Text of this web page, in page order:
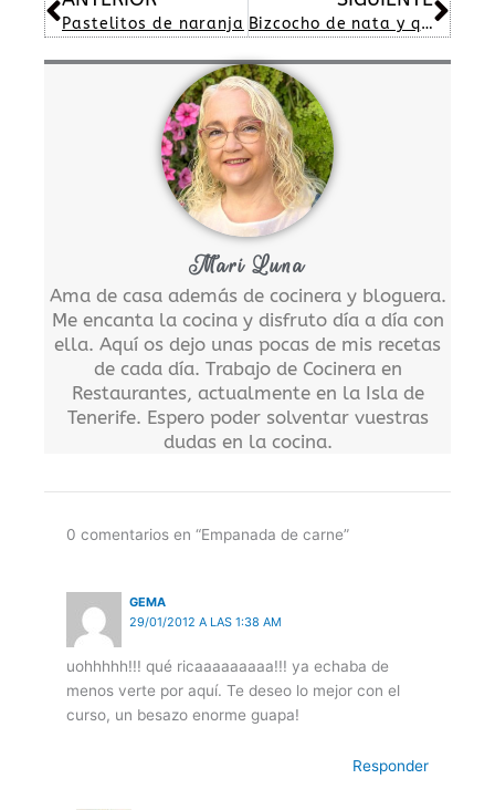
Pastelitos de naranja Bizcocho de nata y queso
Mari Luna
Ama de casa además de cocinera y bloguera.
Me encanta la cocina y disfruto día a día con
ella. Aquí os dejo unas pocas de mis recetas
de cada día. Trabajo de Cocinera en
Restaurantes, actualmente en la Isla de
Tenerife. Espero poder solventar vuestras
dudas en la cocina.
0 comentarios en “Empanada de carne”
GEMA
29/01/2012 A LAS 1:38 AM
uohhhhh!!! qué ricaaaaaaaaa!!! ya echaba de
menos verte por aquí. Te deseo lo mejor con el
curso, un besazo enorme guapa!
Responder